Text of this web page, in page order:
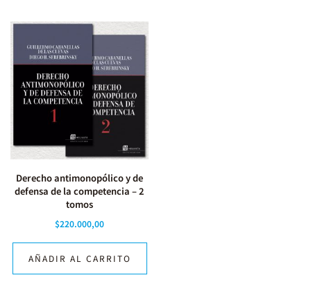
Derecho antimonopólico y de
defensa de la competencia – 2
tomos
$220.000,00
AÑADIR AL CARRITO